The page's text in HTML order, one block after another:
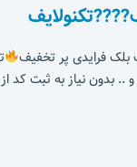
بلک فرایدی پر تخفیف
نیاز به ثبت کد